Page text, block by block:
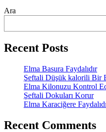
Ara
Recent Posts
Elma Basura Faydalıdır
Şeftali Düşük kalorili Bir
Elma Kilonuzu Kontrol
Şeftali Dokuları Korur
Elma Karaciğere
Recent Comments